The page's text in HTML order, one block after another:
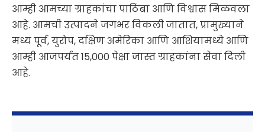
आम्ही आमच्या ग्राहकांचा पाठिंबा आणि विश्वास मिळवला
आहे. आमची उत्पादने जगभर विकली जातात, प्रामुख्याने
मध्य पूर्व, युरोप, दक्षिण अमेरिका आणि आशियामध्ये आणि
आम्ही आजपर्यंत 15,000 पेक्षा जास्त ग्राहकांना सेवा दिली
आहे.